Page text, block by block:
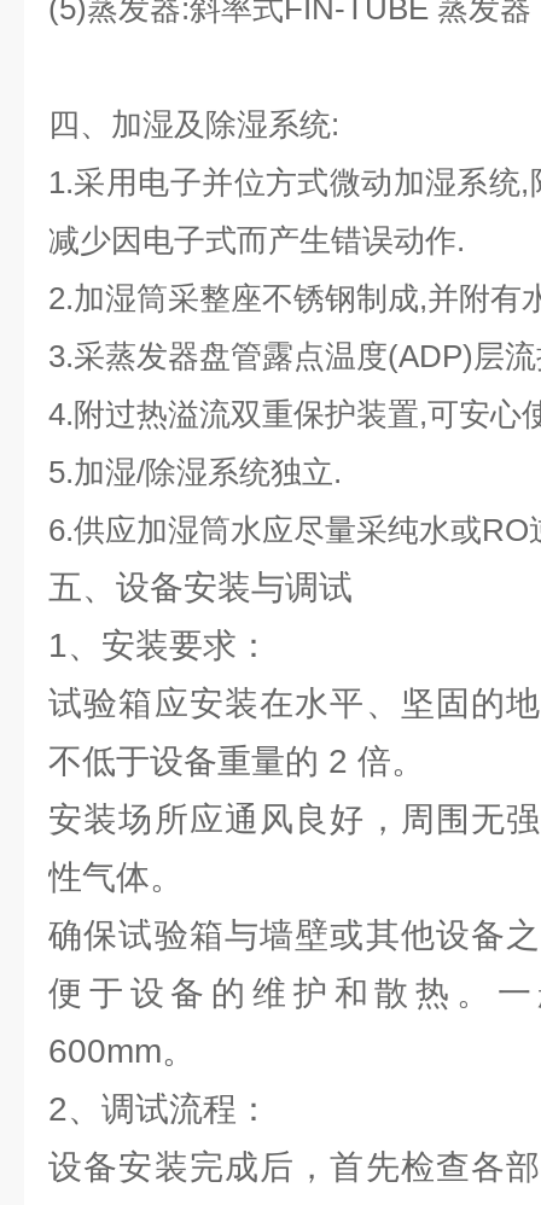
(5)蒸发器:斜率式FIN-TUBE 蒸发器
四、加湿及除湿系统:
1.采用电子并位方式微动加湿系统
减少因电子式而产生错误动作.
2.加湿筒采整座不锈钢制成,并附有
3.采蒸发器盘管露点温度(ADP)层
4.附过热溢流双重保护装置,可安心
5.加湿/除湿系统独立.
6.供应加湿筒水应尽量采纯水或RO
五、设备安装与调试
1、安装要求：
试验箱应安装在水平、坚固的
不低于设备重量的 2 倍。
安装场所应通风良好，周围无
性气体。
确保试验箱与墙壁或其他设备
便于设备的维护和散热。
600mm。
2、调试流程：
设备安装完成后，首先检查各